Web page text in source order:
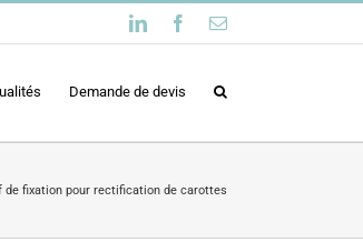
LinkedInFacebook
Email
Demande de devis
de fixation pour rectification de carottes